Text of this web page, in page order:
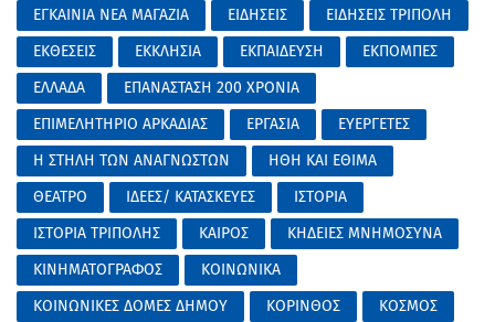
ΕΓΚΑΙΝΙΑ ΝΕΑ ΜΑΓΑΖΙΑ
ΕΙΔΗΣΕΙΣ
ΕΙΔΗΣΕΙΣ ΤΡΙΠΟΛΗ
ΕΚΘΕΣΕΙΣ
ΕΚΚΛΗΣΙΑ ΕΚΠΑΙΔΕΥΣΗ
ΕΚΠΟΜΠΕΣ
ΕΛΛΑΔΑ
ΕΠΑΝΑΣΤΑΣΗ 200 ΧΡΟΝΙΑ
ΕΠΙΜΕΛΗΤΗΡΙΟ ΑΡΚΑΔΙΑΣ
ΕΡΓΑΣΙΑ
ΕΥΕΡΓΕΤΕΣ
Η ΣΤΗΛΗ ΤΩΝ ΑΝΑΓΝΩΣΤΩΝ
ΗΘΗ ΚΑΙ ΕΘΙΜΑ
ΘΕΑΤΡΟ
ΙΔΕΕΣ/ ΚΑΤΑΣΚΕΥΕΣ
ΙΣΤΟΡΙΑ
ΙΣΤΟΡΙΑ ΤΡΙΠΟΛΗΣ
ΚΑΙΡΟΣ
ΚΗΔΕΙΕΣ ΜΝΗΜΟΣΥΝΑ
ΚΙΝΗΜΑΤΟΓΡΑΦΟΣ
ΚΟΙΝΩΝΙΚΑ
ΚΟΙΝΩΝΙΚΕΣ ΔΟΜΕΣ ΔΗΜΟΥ
ΚΟΡΙΝΘΟΣ
ΚΟΣΜΟΣ